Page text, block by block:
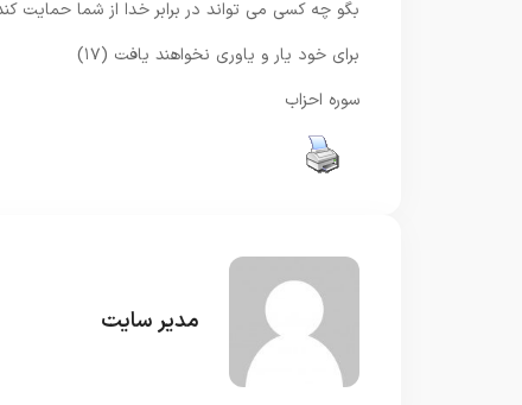
بگو چه كسى مى‏ تواند در برابر خدا از شما حمايت
براى خود يار و ياورى نخواهند يافت (۱۷)
سوره احزاب
مدیر سایت